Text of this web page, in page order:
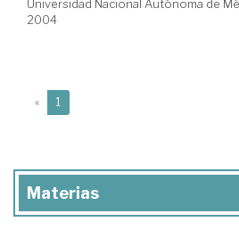
Universidad Nacional Autónoma de
2004
« 1
Materias